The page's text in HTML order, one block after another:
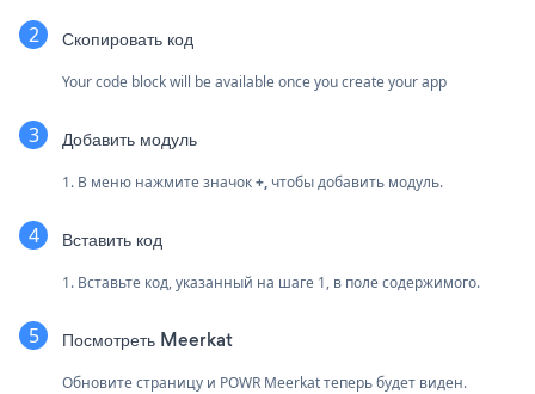
Скопировать код
Your code block will be available once you create your app
Добавить модуль
1. В меню нажмите значок+, чтобы добавить модуль.
Вставить код
1. Вставьте код, указанный на шаге 1, в поле содержимого.
Посмотреть Meerkat
Обновите страницу и POWR Meerkat теперь будет виден.